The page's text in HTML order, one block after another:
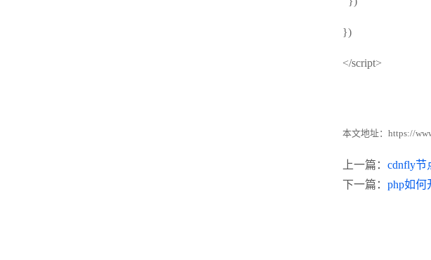
})
</script>
本文地址： https://
上一篇： cdnfly节
下一篇： php如何